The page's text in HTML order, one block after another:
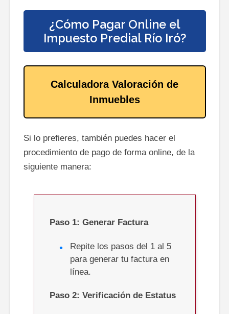
¿Cómo Pagar Online el
Impuesto Predial Río Iró?
Calculadora Valoración de
Inmuebles
Si lo prefieres, también puedes hacer el
procedimiento de pago de forma online, de la
siguiente manera:
Paso1: Generar Factura
Repite los pasos del 1 al 5
para generar tu factura en
línea.
Paso 2: Verificación de Estatus